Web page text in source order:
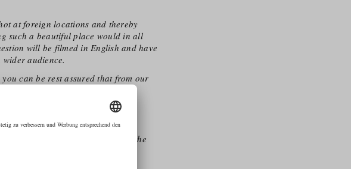
at foreign locations and thereby
such a beautiful place would in all
will be filmed in English and have
audience.
can be rest assured that from our
pertaining to the facilities and
how we can take this forward.
at this stage. Concerning the
we kindly ask you to do the